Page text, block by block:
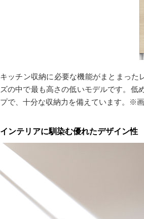
キッチン収納に必要な機能がまとまった
ズの中で最も高さの低いモデルです。低
プで、十分な収納力を備えています。※画
インテリアに馴染む優れたデザイン性